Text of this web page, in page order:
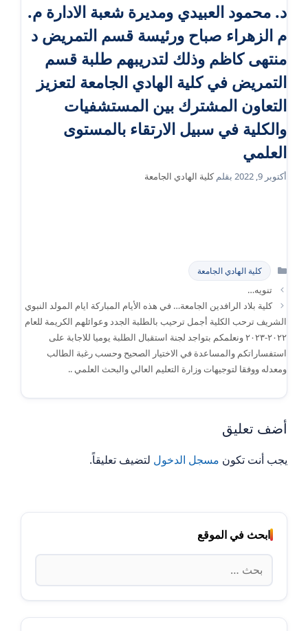
د. محمود العبيدي ومديرة شعبة الادارة م.
م الزهراء صباح ورئيسة قسم التمريض د
منتهى كاظم وذلك لتدريبهم طلبة قسم
التمريض في كلية الهادي الجامعة لتعزيز
التعاون المشترك بين المستشفيات
والكلية في سبيل الارتقاء بالمستوى
العلمي
أكتوبر 9, 2022 بقلمكلية الهادي الجامعة
التصنيفات
كلية الهادي الجامعة
تنويه…
كلية بلاد الرافدين الجامعة… في هذه الأيام المباركة ايام المولد النبوي
الشريف ترحب الكلية أجمل ترحيب بالطلبة الجدد وعوائلهم الكريمة للعام
٢٠٢٢-٢٠٢٣ ونعلمكم بتواجد لجنة استقبال الطلبة يوميا للاجابة على
استفساراتكم والمساعدة في الاختيار الصحيح وحسب رغبة الطالب
ومعدله ووفقا لتوجيهات وزارة التعليم العالي والبحث العلمي ..
أضف تعليق
يجب أنت تكون مسجل الدخول لتضيف تعليقاً.
ابحث في الموقع
البحث
عن: